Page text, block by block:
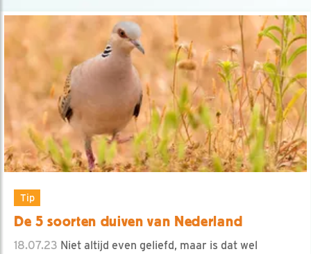
Tip
De 5 soorten duiven van Nederland
18.07.23 Niet altijd even geliefd, maar is dat wel